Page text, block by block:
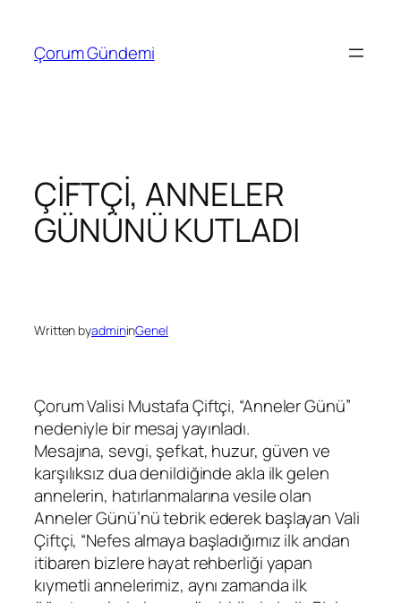
Çorum Gündemi
ÇİFTÇİ, ANNELER
GÜNÜNÜ KUTLADI
Written byadmininGenel
Çorum Valisi Mustafa Çiftçi, “Anneler Günü”
nedeniyle bir mesaj yayınladı.
Mesajına, sevgi, şefkat, huzur, güven ve
karşılıksız dua denildiğinde akla ilk gelen
annelerin, hatırlanmalarına vesile olan
Anneler Günü’nü tebrik ederek başlayan Vali
Çiftçi, “Nefes almaya başladığımız ilk andan
itibaren bizlere hayat rehberliği yapan
kıymetli annelerimiz, aynı zamanda ilk